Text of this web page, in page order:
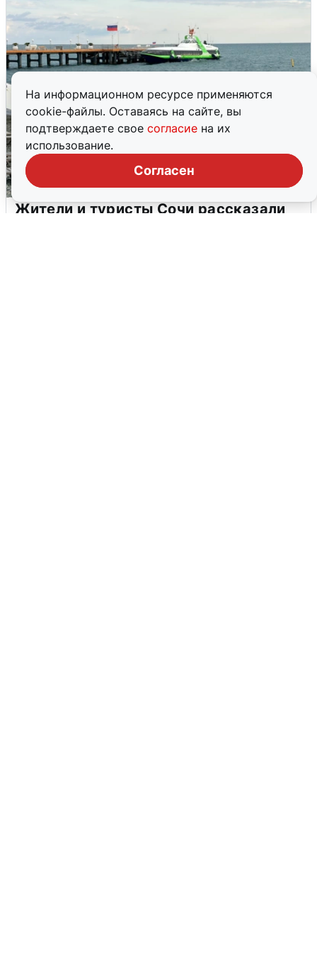
На информационном ресурсе применяются
cookie-файлы. Оставаясь на сайте, вы
подтверждаете свое согласие на их
использование.
Согласен
Жители и туристы Сочи рассказали